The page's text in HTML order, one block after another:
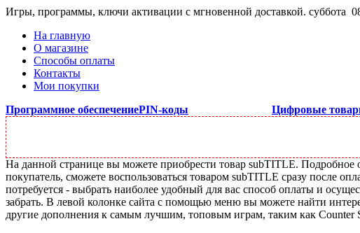
Игры, программы, ключи активации с мгновенной доставкой. суббота
На главную
О магазине
Способы оплаты
Контакты
Мои покупки
Программное обеспечениеPIN-коды Цифровые
На данной странице вы можете приобрести товар subTITLE.
покупатель, сможете воспользоваться товаром subTITLE сразу после
потребуется - выбрать наиболее удобный для вас способ оплаты и
забрать. В левой колонке сайта с помощью меню вы можете найти
другие дополнения к самым лучшим, топовым играм, таким как